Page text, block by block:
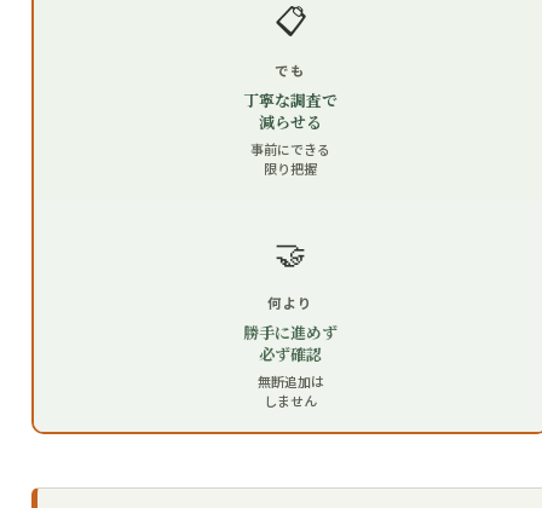
📋
でも
丁寧な調査で
減らせる
事前にできる
限り把握
🤝
何より
勝手に進めず
必ず確認
無断追加は
しません